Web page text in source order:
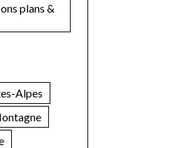
plans &
Alpes